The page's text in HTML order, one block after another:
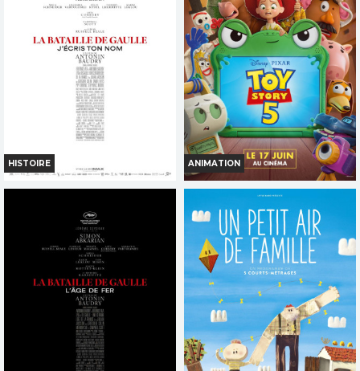
Bande-annonce
Réservation
INT. -12ans
Bande-annonce
Réservation
TOUT PUBLIC
VF
HISTOIRE
Horaires et Infos
Bande-annonce
Réservation
TOUT PUBLIC
ANIMATION
TOY STORY 5
Horaires et Infos
Bande-annonce
Réservation
TOUT PUBLIC
VF